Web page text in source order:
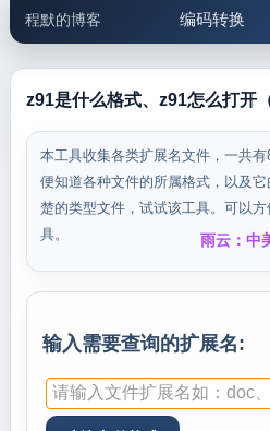
程默的博客 编码转换
邮件工具 生活便民
5.1支付宝大
z91是什么格式、z91怎么打开
本工具收集各类扩展名文件，一共
便知道各种文件的所属格式，以及
楚的类型文件，试试该工具。可以
具。
雨云：中
输入需要查询的扩展名: